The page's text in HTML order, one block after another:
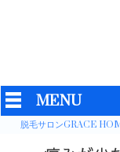
MENU
脱毛サロンGRACE